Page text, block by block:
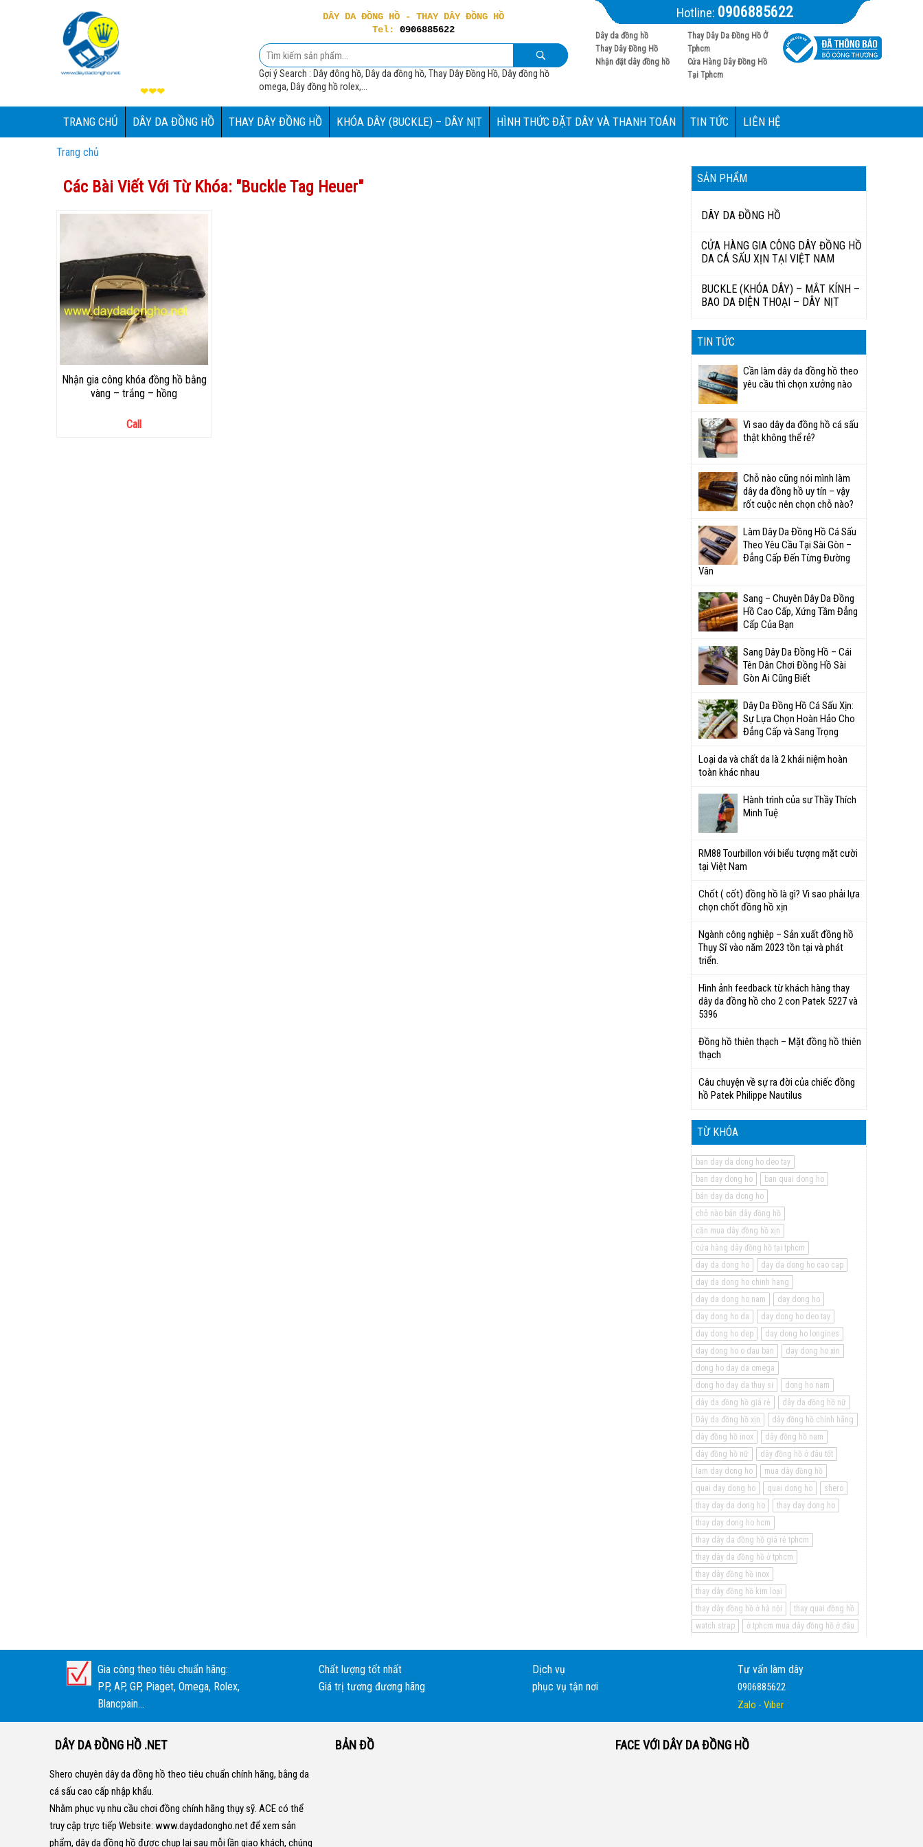
❤❤❤
DÂY DA ĐỒNG HỒ - THAY DÂY ĐỒNG HỒ
Tel: 0906885622
Gợi ý Search : Dây đông hồ, Dây da đồng hồ, Thay Dây Đồng Hồ, Dây đồng hồ
omega, Dây đồng hồ rolex,...
Hotline: 0906885622
Dây da đồng hồ
Thay Dây Đồng Hồ
Nhận đặt dây đồng hồ
Thay Dây Da Đồng Hồ Ở
Tphcm
Cửa Hàng Dây Đồng Hồ
Tại Tphcm
TRANG CHỦ DÂY DA ĐỒNG HỒ THAY DÂY ĐỒNG HỒ KHÓA DÂY (BUCKLE) – DÂY NỊT HÌNH THỨC ĐẶT DÂY VÀ THANH TOÁN TIN TỨC LIÊN HỆ
Trang chủ
Các Bài Viết Với Từ Khóa: "Buckle Tag Heuer"
Nhận gia công khóa đồng hồ bằng
vàng – trắng – hồng
Call
SẢN PHẨM
DÂY DA ĐỒNG HỒ
CỬA HÀNG GIA CÔNG DÂY ĐỒNG HỒ
DA CÁ SẤU XỊN TẠI VIỆT NAM
BUCKLE (KHÓA DÂY) – MẮT KÍNH –
BAO DA ĐIỆN THOẠI – DÂY NỊT
TIN TỨC
Cần làm dây da đồng hồ theo
yêu cầu thì chọn xưởng nào
Vì sao dây da đồng hồ cá sấu
thật không thể rẻ?
Chỗ nào cũng nói mình làm
dây da đồng hồ uy tín – vậy
rốt cuộc nên chọn chỗ nào?
Làm Dây Da Đồng Hồ Cá Sấu
Theo Yêu Cầu Tại Sài Gòn –
Đẳng Cấp Đến Từng Đường
Vân
Sang – Chuyên Dây Da Đồng
Hồ Cao Cấp, Xứng Tầm Đẳng
Cấp Của Bạn
Sang Dây Da Đồng Hồ – Cái
Tên Dân Chơi Đồng Hồ Sài
Gòn Ai Cũng Biết
Dây Da Đồng Hồ Cá Sấu Xịn:
Sự Lựa Chọn Hoàn Hảo Cho
Đẳng Cấp và Sang Trọng
Loại da và chất da là 2 khái niệm hoàn
toàn khác nhau
Hành trình của sư Thầy Thích
Minh Tuệ
RM88 Tourbillon với biểu tượng mặt cười
tại Việt Nam
Chốt ( cốt) đồng hồ là gì? Vì sao phải lựa
chọn chốt đồng hồ xịn
Ngành công nghiệp – Sản xuất đồng hồ
Thụy Sĩ vào năm 2023 tồn tại và phát
triển.
Hình ảnh feedback từ khách hàng thay
dây da đồng hồ cho 2 con Patek 5227 và
5396
Đồng hồ thiên thạch – Mặt đồng hồ thiên
thạch
Câu chuyện về sự ra đời của chiếc đồng
hồ Patek Philippe Nautilus
TỪ KHÓA
ban day da dong ho deo tay
ban day dong ho
ban quai dong ho
bán day da dong ho
chỗ nào bán dây đồng hồ
cần mua dây đồng hồ xịn
cửa hàng dây đồng hồ tại tphcm
day da dong ho
day da dong ho cao cap
day da dong ho chinh hang
day da dong ho nam
day dong ho
day dong ho da
day dong ho deo tay
day dong ho dep
day dong ho longines
day dong ho o dau ban
day dong ho xin
dong ho day da omega
dong ho day da thuy si
dong ho nam
dây da đồng hồ giá rẻ
dây da đồng hồ nữ
Dây da đồng hồ xịn
dây đồng hồ chính hãng
dây đồng hồ inox
dây đồng hồ nam
dây đồng hồ nữ
dây đồng hồ ở đâu tốt
lam day dong ho
mua dây đồng hồ
quai day dong ho
quai dong ho
shero
thay day da dong ho
thay day dong ho
thay day dong ho hcm
thay dây da đồng hồ giá rẻ tphcm
thay dây da đồng hồ ở tphcm
thay dây đồng hồ inox
thay dây đồng hồ kim loại
thay dây đồng hồ ở hà nội
thay quai đồng hồ
watch strap
ở tphcm mua dây đồng hồ ở đâu
Gia công theo tiêu chuẩn hãng:
PP, AP, GP, Piaget, Omega, Rolex,
Blancpain...
Chất lượng tốt nhất
Giá trị tương đương hãng
Dịch vụ
phục vụ tận nơi
Tư vấn làm dây
0906885622
Zalo - Viber
DÂY DA ĐỒNG HỒ .NET
Shero chuyên dây da đồng hồ theo tiêu chuẩn chính hãng, bằng da
cá sấu cao cấp nhập khẩu.
Nhằm phục vụ nhu cầu chơi đồng chính hãng thụy sỹ. ACE có thể
truy cập trực tiếp Website: www.daydadongho.netđể xem sản
phẩm, dây da đồng hồ được chụp lại sau mỗi lần giao khách, chúng
BẢN ĐỒ FACE VỚI DÂY DA ĐỒNG HỒ